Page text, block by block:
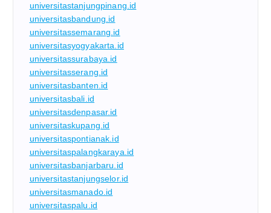
universitastanjungpinang.id
universitasbandung.id
universitassemarang.id
universitasyogyakarta.id
universitassurabaya.id
universitasserang.id
universitasbanten.id
universitasbali.id
universitasdenpasar.id
universitaskupang.id
universitaspontianak.id
universitaspalangkaraya.id
universitasbanjarbaru.id
universitastanjungselor.id
universitasmanado.id
universitaspalu.id